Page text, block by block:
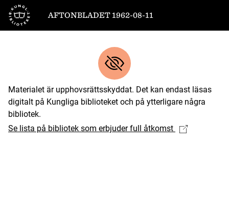
Till startsidan
AFTONBLADET 1962-08-11
Materialet är upphovsrättsskyddat. Det kan endast läsas
digitalt på Kungliga biblioteket och på ytterligare några
bibliotek.
Se lista på bibliotek som erbjuder full åtkomst